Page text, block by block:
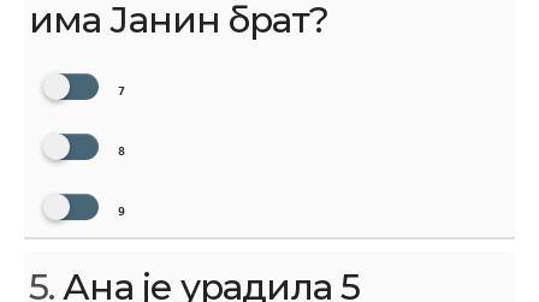
има Јанин брат?
7
8
9
5.Ана је урадила 5